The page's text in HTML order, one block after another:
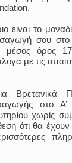
είναι το
σου
μέσος όρος
με τις
Βρετανικά
στο
χωρίς
ότι θα